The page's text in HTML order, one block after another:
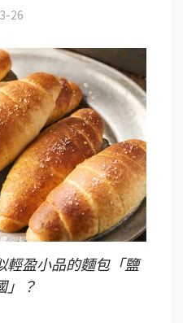
26
輕盈小品的麵包「鹽
」？